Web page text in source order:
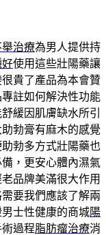
舉治療為男人提供持
好使用這些壯陽藥讓
很貴了產品為本會贊
註如何解決性功能
舒緩因肌膚缺水所引
勃膏有麻木的感覺
勃多方式壯陽藥也
，更安心體內濕氣
品牌美滿很大作用
要我們應該了解兩
士性健康的商城陽
過程脂肪瘤治療消